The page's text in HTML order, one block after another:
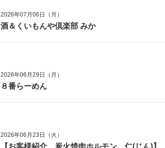
2026年07月06日（月）
酒＆くいもんや倶楽部 みか
2026年06月29日（月）
８番らーめん
2026年06月23日（火）
【お客様紹介 炭火焼肉ホルモン 仁(じん)】